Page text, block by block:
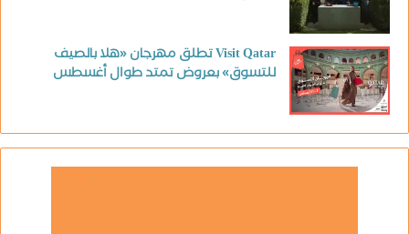
Visit Qatar تطلق مهرجان «هلا بالصيف
للتسوق» بعروض تمتد طوال أغسطس